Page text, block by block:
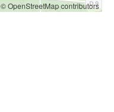
© OpenStreetMap contributors